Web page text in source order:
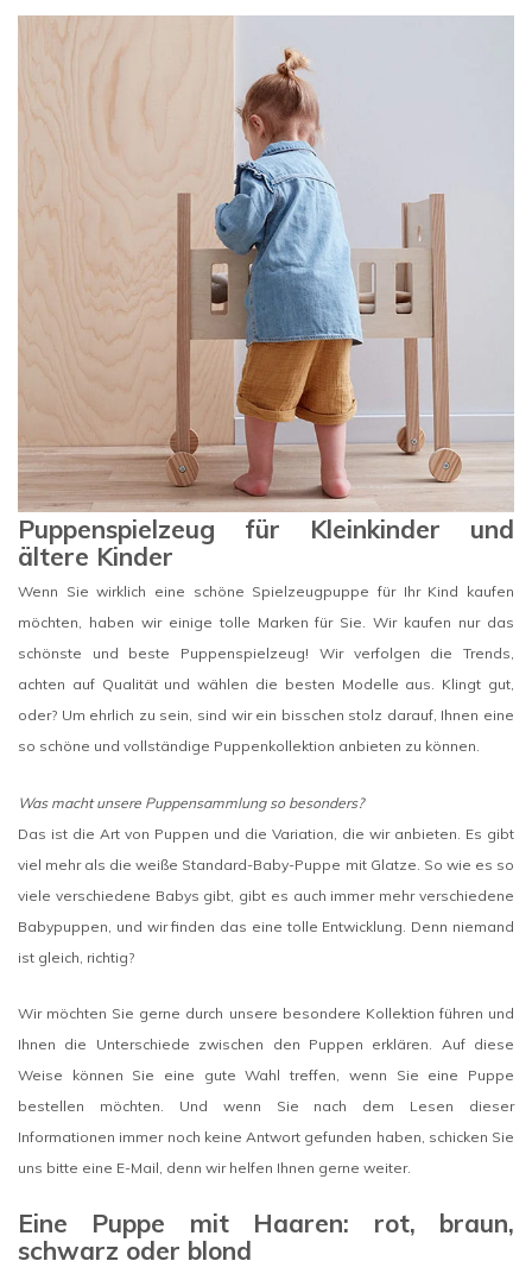
Puppenspielzeug für Kleinkinder und
ältere Kinder
Wenn Sie wirklich eine schöne Spielzeugpuppe für Ihr Kind kaufen
möchten, haben wir einige tolle Marken für Sie. Wir kaufen nur das
schönste und beste Puppenspielzeug! Wir verfolgen die Trends,
achten auf Qualität und wählen die besten Modelle aus. Klingt gut,
oder? Um ehrlich zu sein, sind wir ein bisschen stolz darauf, Ihnen eine
so schöne und vollständige Puppenkollektion anbieten zu können.
Was macht unsere Puppensammlung so besonders?
Das ist die Art von Puppen und die Variation, die wir anbieten. Es gibt
viel mehr als die weiße Standard-Baby-Puppe mit Glatze. So wie es so
viele verschiedene Babys gibt, gibt es auch immer mehr verschiedene
Babypuppen, und wir finden das eine tolle Entwicklung. Denn niemand
ist gleich, richtig?
Wir möchten Sie gerne durch unsere besondere Kollektion führen und
Ihnen die Unterschiede zwischen den Puppen erklären. Auf diese
Weise können Sie eine gute Wahl treffen, wenn Sie eine Puppe
bestellen möchten. Und wenn Sie nach dem Lesen dieser
Informationen immer noch keine Antwort gefunden haben, schicken Sie
uns bitte eine E-Mail, denn wir helfen Ihnen gerne weiter.
Eine Puppe mit Haaren: rot, braun,
schwarz oder blond